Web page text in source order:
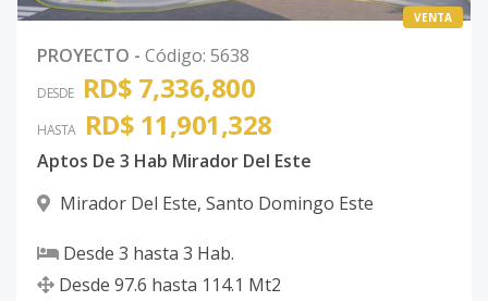
VENTA
PROYECTO - Código: 5638
DESDE RD$ 7,336,800
HASTA RD$ 11,901,328
Aptos De 3 Hab Mirador Del Este
Mirador Del Este, Santo Domingo Este
Desde 3 hasta 3 Hab.
Desde 97.6 hasta 114.1 Mt2